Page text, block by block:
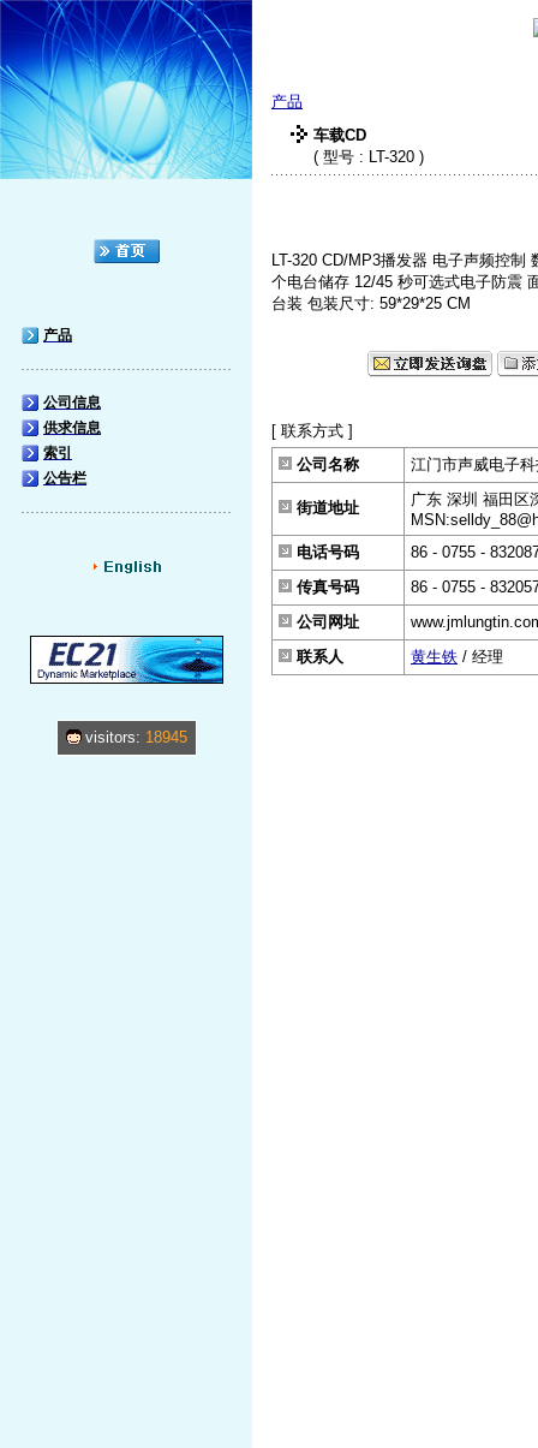
产品
公司信息
供求信息
索引
公告栏
visitors: 18945
产品
车载CD
( 型号 : LT-320 )
LT-320 CD/MP3播发器 电子声频控
个电台储存 12/45 秒可选式电子防震
台装 包装尺寸: 59*29*25 CM
[ 联系方式 ]
公司名称
江门市声威电子
街道地址
广东 深圳 福田区
电话号码
86 - 0755 -
传真号码
86 - 0755 -
公司网址
联系人
黄生铁 / 经理